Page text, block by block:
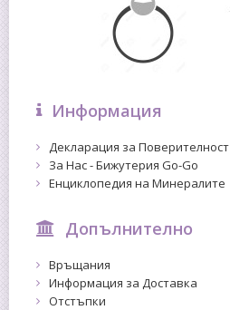
Информация
Декларация за Поверителност
За Нас - Бижутерия Go-Go
Енциклопедия на Минералите
Допълнително
Връщания
Информация за Доставка
Отстъпки